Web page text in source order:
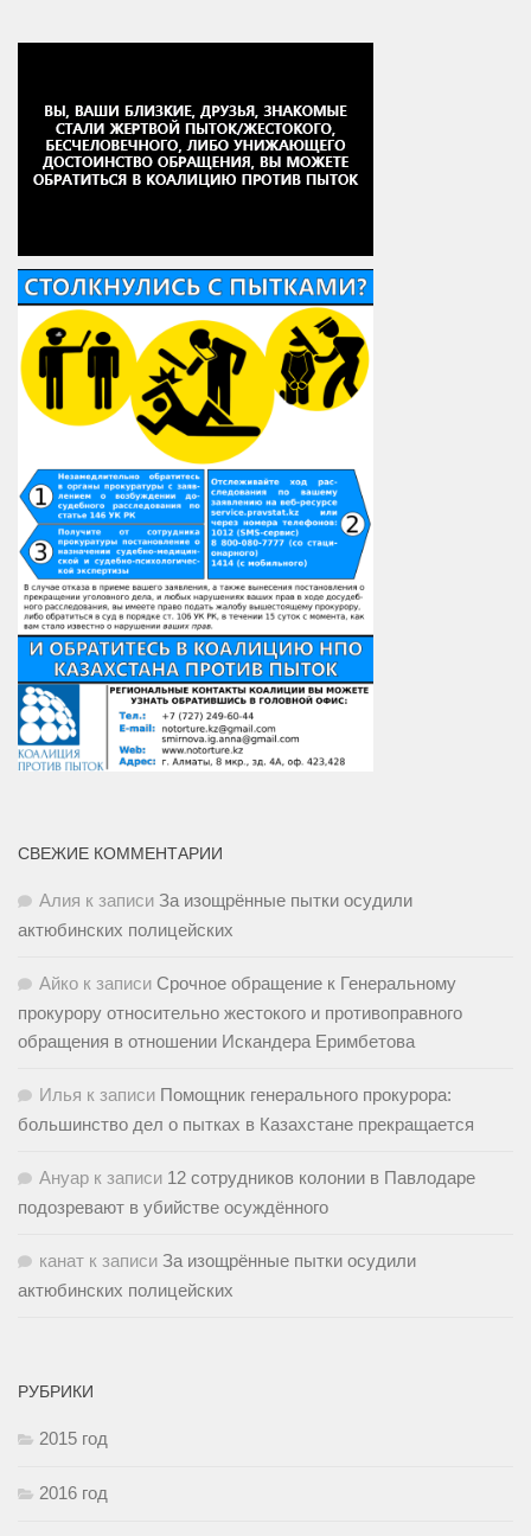
СВЕЖИЕ КОММЕНТАРИИ
Алия к записи За изощрённые пытки осудили
актюбинских полицейских
Айко к записи Срочное обращение к Генеральному
прокурору относительно жестокого и противоправного
обращения в отношении Искандера Еримбетова
Илья к записи Помощник генерального прокурора:
большинство дел о пытках в Казахстане прекращается
Ануар к записи 12 сотрудников колонии в Павлодаре
подозревают в убийстве осуждённого
канат к записи За изощрённые пытки осудили
актюбинских полицейских
РУБРИКИ
2015 год
2016 год